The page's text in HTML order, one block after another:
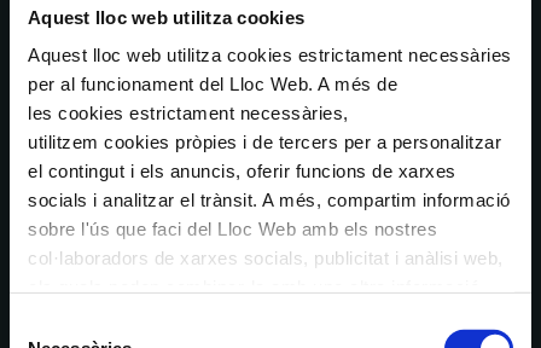
Aquest lloc web utilitza cookies
Aquest lloc web utilitza cookies estrictament necessàries
per al funcionament del Lloc Web. A més de
les cookies estrictament necessàries,
utilitzem cookies pròpies i de tercers per a personalitzar
el contingut i els anuncis, oferir funcions de xarxes
socials i analitzar el trànsit. A més, compartim informació
sobre l'ús que faci del Lloc Web amb els nostres
col·laboradors de xarxes socials, publicitat i anàlisi web,